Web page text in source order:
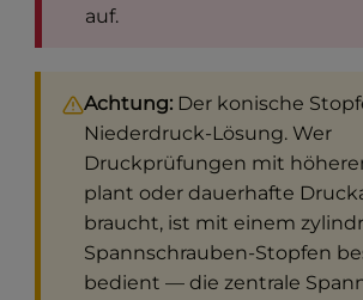
auf.
Achtung: Der konische
Niederdruck-Lösung. Wer
Druckprüfungen mit
plant oder dauerhafte
braucht, ist mit einem
Spannschrauben-Stopfen
bedient — die zentrale